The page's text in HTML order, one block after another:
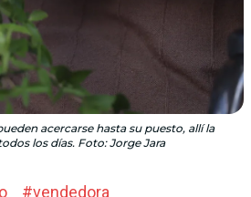
acercarse hasta su puesto, allí la
los días. Foto: Jorge Jara
#vendedora